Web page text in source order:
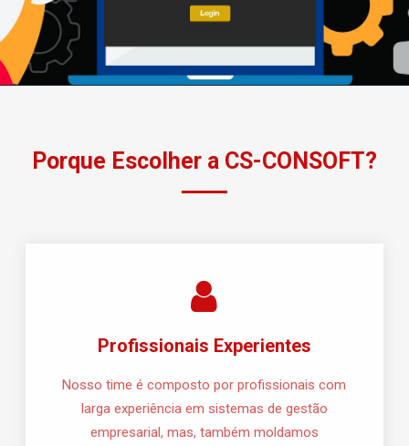
Porque Escolher a CS-CONSOFT?
Profissionais Experientes
Nosso time é composto por profissionais com
larga experiência em sistemas de gestão
empresarial, mas, também moldamos